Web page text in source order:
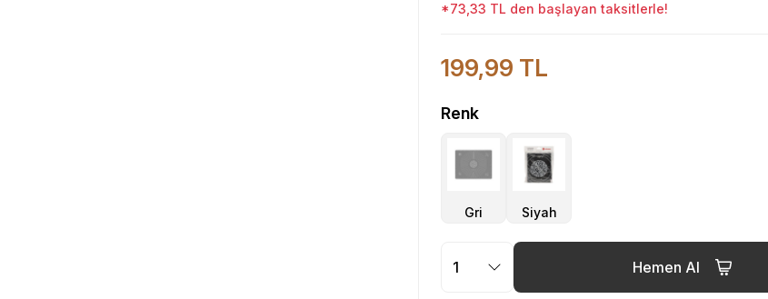
*73,33 TL den başlayan taksitlerle!
199,99 TL
Renk
Hemen Al